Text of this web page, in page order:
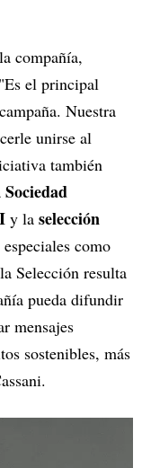
compañía,
el principal
Nuestra
unirse al
también
Sociedad
y la selección
como
Selección resulta
pueda difundir
mensajes
sostenibles, más